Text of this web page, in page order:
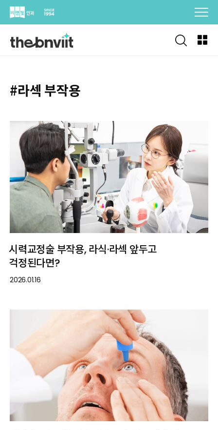
Skip
#라섹 부작용
시력교정술 부작용, 라식·라섹 앞두고
걱정된다면?
2026.01.16